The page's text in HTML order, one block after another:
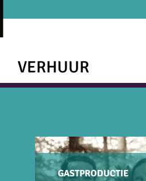
VERHUUR
GASTPRODUCTIE